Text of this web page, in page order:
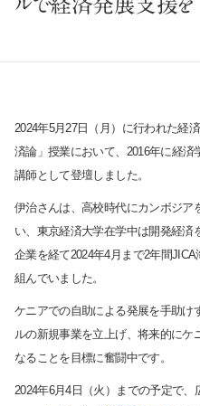
ルで経済発展支援を
2024年5月27日（月）に行われた経
済論」授業において、2016年に経
講師として登壇しました。
伊治さんは、高校時代にカンボジア
い、東京経済大学在学中は開発経
企業を経て2024年4月まで2年間
組んでいました。
ケニアでの自助による発展を手助け
ルの新規事業を立上げ、将来的にケ
なることを目標に奮闘中です。
2024年6月4日（火）までの予定で